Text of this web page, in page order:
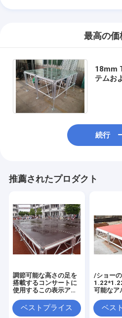
最高の価
18mm
テムお
続行
推薦されたプロダクト
調節可能な高さの足を
搭載するコンサートに
使用するこの表示アル
携帯用移動式段階のプ
ラットホーム
ベストプライス
/ショー
可能なア
婚
ベス